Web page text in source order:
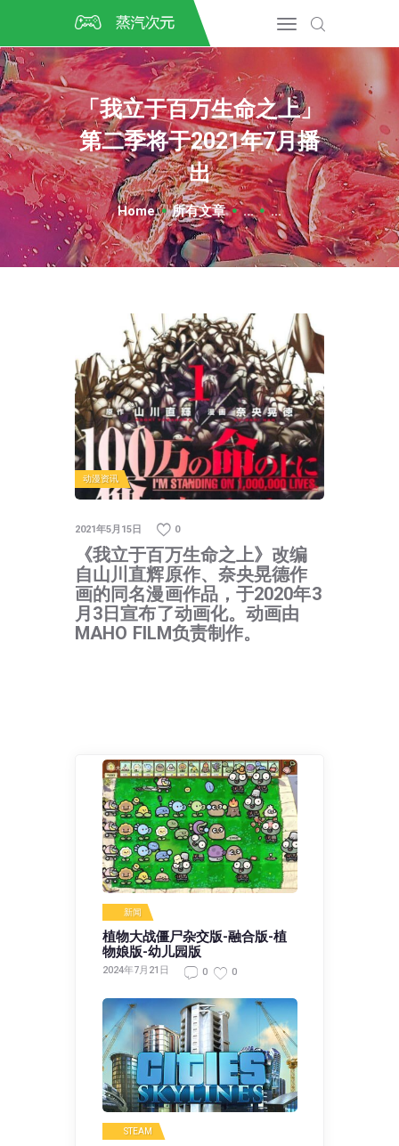
「我立于百万生命之上」
第二季将于2021年7月播
出
Home 所有文章 ... ...
CSGO开箱
DOTA2开箱
开箱教程
CSGO/DOTA2/绝地求生第
三方开箱
COSPLAY
CSGO音乐盒
CSGO手套
CSGO刀
动漫资讯
2021年5月15日 0
《我立于百万生命之上》改编
自山川直辉原作、奈央晃德作
画的同名漫画作品，于2020年3
月3日宣布了动画化。动画由
MAHO FILM负责制作。
新闻
植物大战僵尸杂交版-融合版-植
物娘版-幼儿园版
2024年7月21日 0 0
STEAM